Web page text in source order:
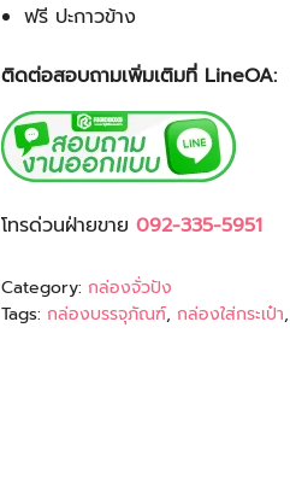
ฟรี ปะกาวข้าง
ติดต่อสอบถามเพิ่มเติมที่ LineOA:
โทรด่วนฝ่ายขาย 092-335-5951
Category: กล่องจั่วปัง
Tags: กล่องบรรจุภัณฑ์, กล่องใส่กระเป๋า,